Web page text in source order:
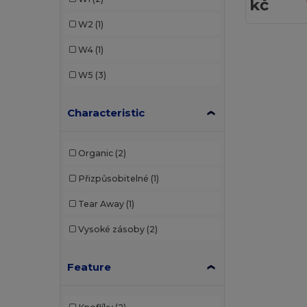
W2 (1)
W4 (1)
W5 (3)
Characteristic
Organic (2)
Přizpůsobitelné (1)
Tear Away (1)
Vysoké zásoby (2)
Feature
kč